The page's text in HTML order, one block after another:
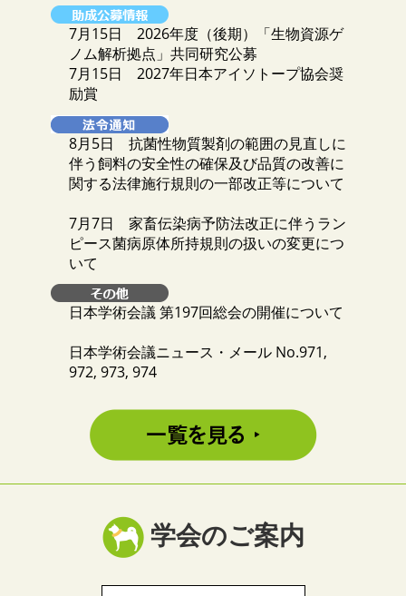
7月15日 2026年度（後期）「生物資源ゲ
ノム解析拠点」共同研究公募
7月15日 2027年日本アイソトープ協会奨
励賞
8月5日 抗菌性物質製剤の範囲の見直しに
伴う飼料の安全性の確保及び品質の改善に
関する法律施行規則の一部改正等について
7月7日 家畜伝染病予防法改正に伴うラン
ピース菌病原体所持規則の扱いの変更につ
いて
日本学術会議 第197回総会の開催について
日本学術会議ニュース・メール No.971,
972, 973, 974
学会のご案内